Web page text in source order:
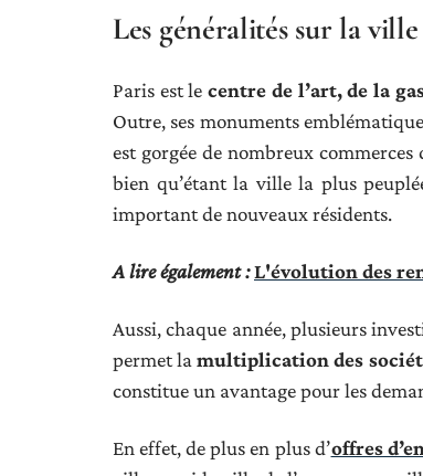
Les généralités sur la
Paris est lecentre de l’art, de la
Outre, ses monuments
est gorgée de nombreux
bien qu’étant la ville la plus
important de nouveaux résidents.
A lire également :L'évolution des
Aussi, chaque année, plusieurs
permet lamultiplication des
constitue un avantage pour les
En effet, de plus en plus d’offres